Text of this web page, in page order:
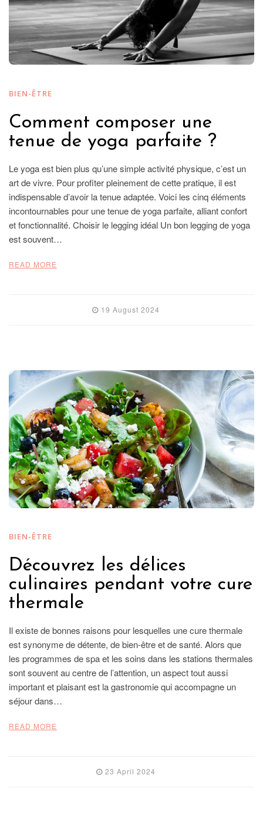
BIEN-ÊTRE
Comment composer une
tenue de yoga parfaite ?
Le yoga est bien plus qu’une simple activité physique, c’est un
art de vivre. Pour profiter pleinement de cette pratique, il est
indispensable d’avoir la tenue adaptée. Voici les cinq éléments
incontournables pour une tenue de yoga parfaite, alliant confort
et fonctionnalité. Choisir le legging idéal Un bon legging de yoga
est souvent…
READ MORE
19 August 2024
BIEN-ÊTRE
Découvrez les délices
culinaires pendant votre cure
thermale
Il existe de bonnes raisons pour lesquelles une cure thermale
est synonyme de détente, de bien-être et de santé. Alors que
les programmes de spa et les soins dans les stations thermales
sont souvent au centre de l’attention, un aspect tout aussi
important et plaisant est la gastronomie qui accompagne un
séjour dans…
READ MORE
23 April 2024